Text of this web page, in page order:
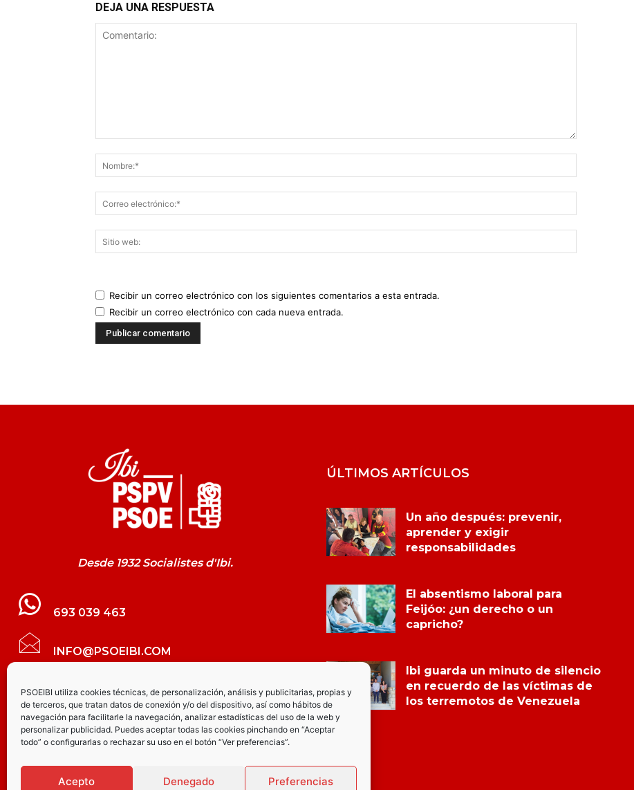
PSOEIBI utiliza cookies técnicas, de personalización, análisis y publicitarias, propias y
de terceros, que tratan datos de conexión y/o del dispositivo, así como hábitos de
navegación para facilitarle la navegación, analizar estadísticas del uso de la web y
personalizar publicidad. Puedes aceptar todas las cookies pinchando en “Aceptar
todo” o configurarlas o rechazar su uso en el botón “Ver preferencias”.
Acepto Denegado Preferencias
DEJA UNA RESPUESTA
Recibir un correo electrónico con los siguientes comentarios a esta entrada.
Recibir un correo electrónico con cada nueva entrada.
Desde 1932 Socialistes d'Ibi.
693 039 463
INFO@PSOEIBI.COM
GRUPO MUNICIPAL SOCIALISTA DE IBI C/
LES ERES, 48 – 3º - DESPACHO PSOE
PARTIDO SOCIALISTA DE IBI AV.
JOAQUÍN VILANOVA, 8 - BAJO
ÚLTIMOS ARTÍCULOS
Un año después: prevenir,
aprender y exigir
responsabilidades
El absentismo laboral para
Feijóo: ¿un derecho o un
capricho?
Ibi guarda un minuto de silencio
en recuerdo de las víctimas de
los terremotos de Venezuela